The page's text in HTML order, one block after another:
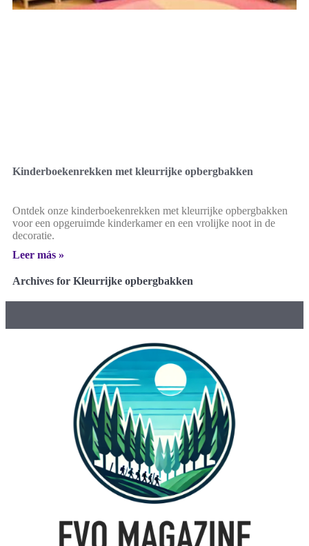
Kinderboekenrekken met kleurrijke opbergbakken
Ontdek onze kinderboekenrekken met kleurrijke opbergbakken
voor een opgeruimde kinderkamer en een vrolijke noot in de
decoratie.
Leer más »
Archives for Kleurrijke opbergbakken